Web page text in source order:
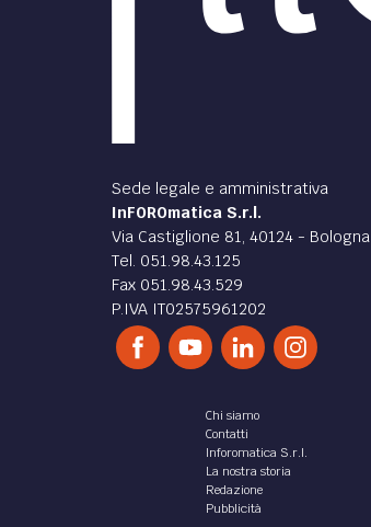
Sede legale e amministrativa
InFOROmatica S.r.l.
Via Castiglione 81, 40124 - Bologna
Tel. 051.98.43.125
Fax 051.98.43.529
P.IVA IT02575961202
Chi siamo
Contatti
Inforomatica S.r.l.
La nostra storia
Redazione
Pubblicità